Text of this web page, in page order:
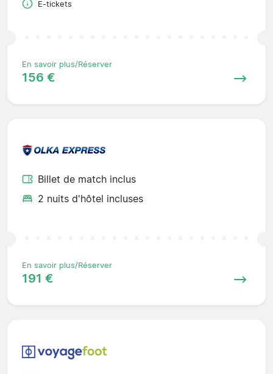
E-tickets
En savoir plus/Réserver
156 €
Billet de match inclus
2 nuits d'hôtel incluses
En savoir plus/Réserver
191 €